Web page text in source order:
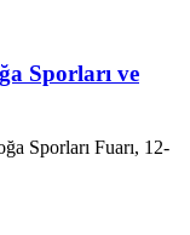
Sporları ve
Sporları Fuarı, 12-